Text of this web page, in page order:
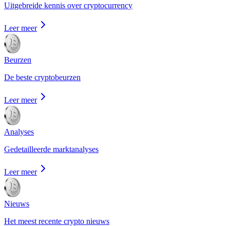
Uitgebreide kennis over cryptocurrency
Leer meer
Beurzen
De beste cryptobeurzen
Leer meer
Analyses
Gedetailleerde marktanalyses
Leer meer
Nieuws
Het meest recente crypto nieuws